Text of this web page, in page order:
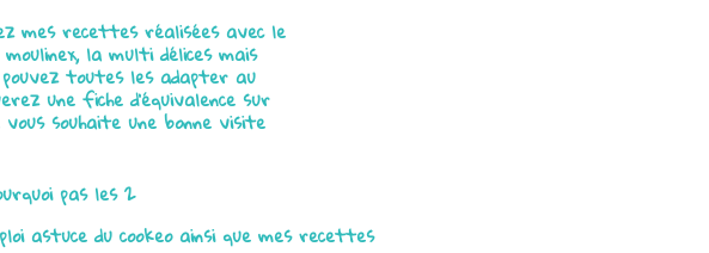
mes recettes réalisées avec le
moulinex, la multi délices mais
toutes les adapter au
une fiche d'équivalence sur
vous souhaite une bonne visite
pas les 2
astuce du cookeo ainsi que mes recettes